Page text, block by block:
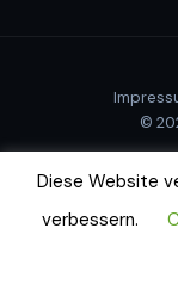
©
Diese Website
verbessern.